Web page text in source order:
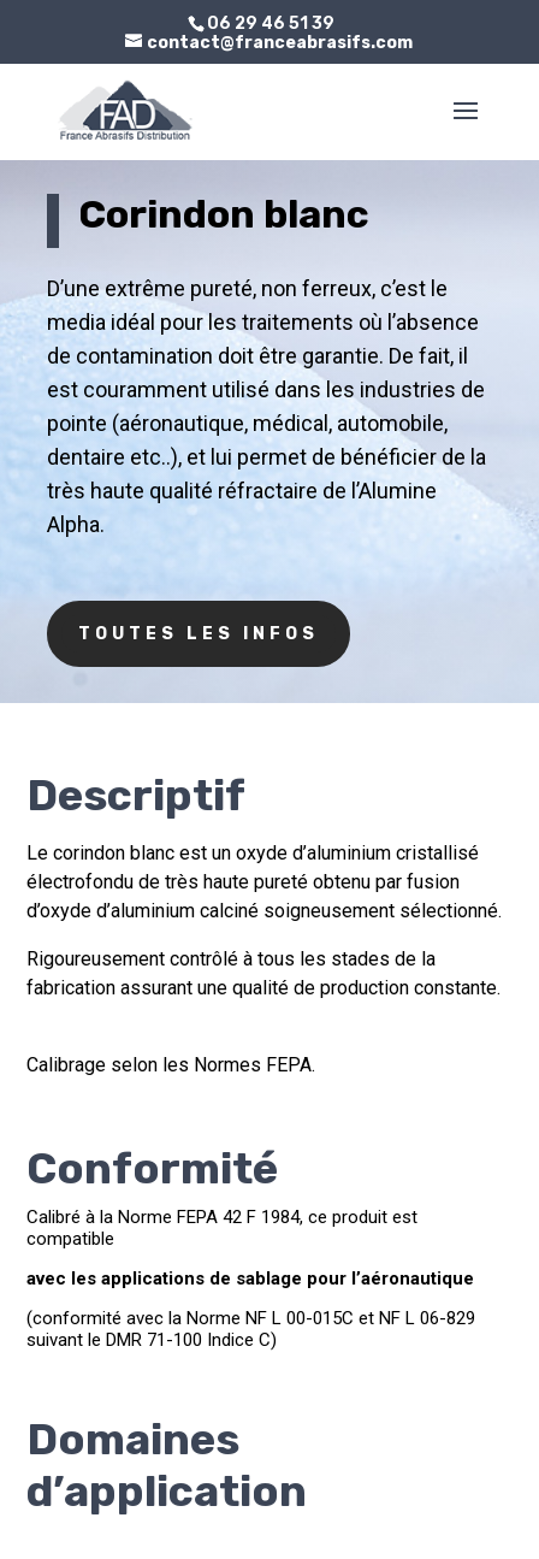
06 29 46 51 39
contact@franceabrasifs.com
Corindon blanc
D’une extrême pureté, non ferreux, c’est le
media idéal pour les traitements où l’absence
de contamination doit être garantie. De fait, il
est couramment utilisé dans les industries de
pointe (aéronautique, médical, automobile,
dentaire etc..), et lui permet de bénéficier de la
très haute qualité réfractaire de l’Alumine
Alpha.
TOUTES LES INFOS
Descriptif
Le corindon blanc est un oxyde d’aluminium cristallisé
électrofondu de très haute pureté obtenu par fusion
d’oxyde d’aluminium calciné soigneusement sélectionné.
Rigoureusement contrôlé à tous les stades de la
fabrication assurant une qualité de production constante.
Calibrage selon les Normes FEPA.
Conformité
Calibré à la Norme FEPA 42 F 1984, ce produit est
compatible
avec les applications de sablage pour l’aéronautique
(conformité avec la Norme NF L 00-015C et NF L 06-829
suivant le DMR 71-100 Indice C)
Domaines
d’application